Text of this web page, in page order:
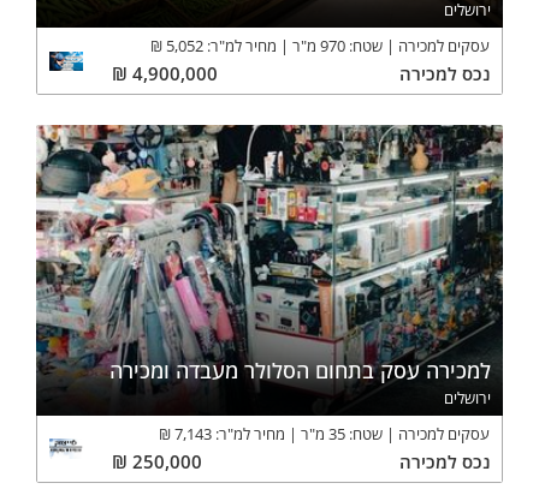
ירושלים
עסקים למכירה
שטח: 970 מ"ר מחיר למ"ר: 5,052
₪
נכס למכירה 4,900,000
₪
למכירה עסק בתחום הסלולר מעבדה ומכירה
ירושלים
עסקים למכירה
שטח: 35 מ"ר מחיר למ"ר: 7,143
₪
נכס למכירה 250,000
₪